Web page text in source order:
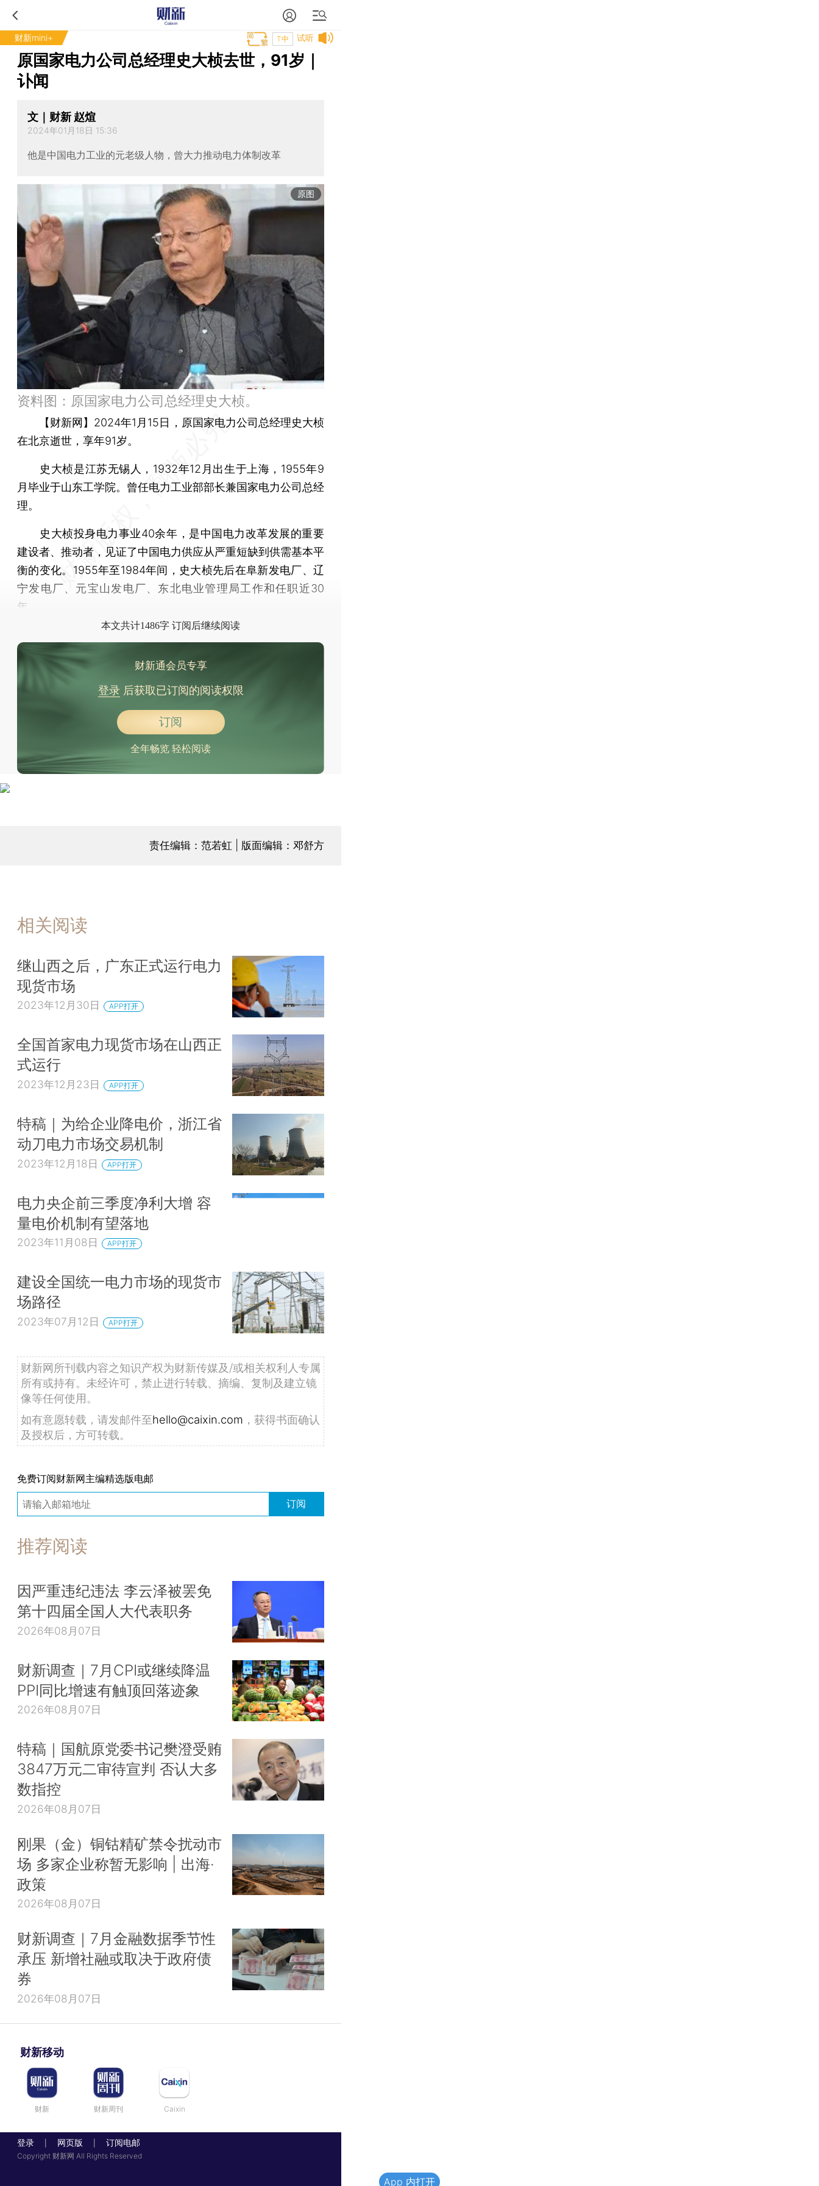
财新mini+ 试听
T中
原国家电力公司总经理史大桢去世，91岁｜
讣闻
文｜财新 赵煊
2024年01月18日 15:36
他是中国电力工业的元老级人物，曾大力推动电力体制改革
原图
资料图：原国家电力公司总经理史大桢。
【财新网】 2024年1月15日，原国家电力公司总经理史大桢
在北京逝世，享年91岁。
史大桢是江苏无锡人，1932年12月出生于上海，1955年9
月毕业于山东工学院。曾任电力工业部部长兼国家电力公司总经
理。
史大桢投身电力事业40余年，是中国电力改革发展的重要
建设者、推动者，见证了中国电力供应从严重短缺到供需基本平
衡的变化。1955年至1984年间，史大桢先后在阜新发电厂、辽
宁发电厂、元宝山发电厂、东北电业管理局工作和任职近30
年。
本文共计1486字 订阅后继续阅读
财新通会员专享
登录后获取已订阅的阅读权限
订阅
全年畅览 轻松阅读
责任编辑：范若虹 | 版面编辑：邓舒方
相关阅读
继山西之后，广东正式运行电力
现货市场
2023年12月30日 APP打开
全国首家电力现货市场在山西正
式运行
2023年12月23日 APP打开
特稿｜为给企业降电价，浙江省
动刀电力市场交易机制
2023年12月18日 APP打开
电力央企前三季度净利大增 容
量电价机制有望落地
2023年11月08日 APP打开
建设全国统一电力市场的现货市
场路径
2023年07月12日 APP打开
财新网所刊载内容之知识产权为财新传媒及/或相关权利人专属
所有或持有。未经许可，禁止进行转载、摘编、复制及建立镜
像等任何使用。
如有意愿转载，请发邮件至hello@caixin.com ，获得书面确认
及授权后，方可转载。
免费订阅财新网主编精选版电邮
订阅
推荐阅读
因严重违纪违法 李云泽被罢免
第十四届全国人大代表职务
2026年08月07日
财新调查｜7月CPI或继续降温
PPI同比增速有触顶回落迹象
2026年08月07日
特稿｜国航原党委书记樊澄受贿
3847万元二审待宣判 否认大多
数指控
2026年08月07日
刚果（金）铜钴精矿禁令扰动市
场 多家企业称暂无影响 | 出海·
政策
2026年08月07日
财新调查｜7月金融数据季节性
承压 新增社融或取决于政府债
券
2026年08月07日
财新移动
财新 财新周刊 Caixin
登录 网页版 订阅电邮
Copyright 财新网 All Rights Reserved
App 内打开